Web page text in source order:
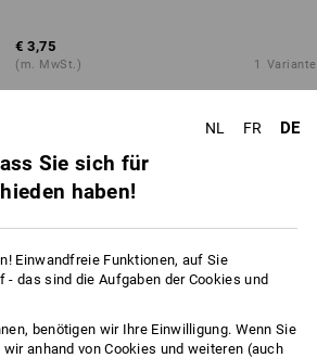
€ 3,75
(m. MwSt.) 1 Variante
NL FR DE
Sie sich für
haben!
Einwandfreie Funktionen, auf Sie
das sind die Aufgaben der Cookies und
benötigen wir Ihre Einwilligung. Wenn Sie
anhand von Cookies und weiteren (auch